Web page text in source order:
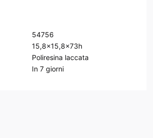
54756
15,8x15,8x73h
Poliresina laccata
In 7giorni